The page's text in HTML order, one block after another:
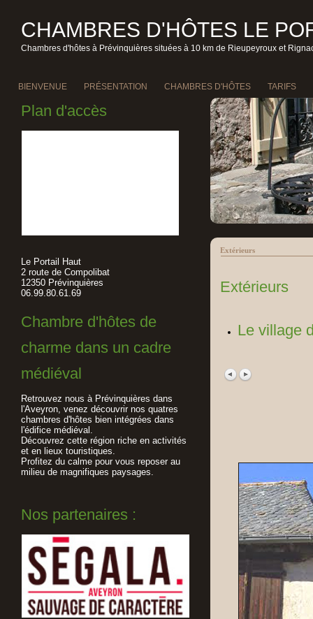
CHAMBRES D'HÔTES LE
Chambres d'hôtes à Prévinquières situées à 10 km de Rieupeyroux et
BIENVENUE PRÉSENTATION CHAMBRES D'HÔTES TARIFS
Plan d'accès
Le Portail Haut
2 route de Compolibat
12350 Prévinquières
06.99.80.61.69
Chambre d'hôtes de
charme dans un cadre
médiéval
Retrouvez nous à Prévinquières dans
l'Aveyron, venez découvrir nos quatres
chambres d'hôtes bien intégrées dans
l'édifice médiéval.
Découvrez cette région riche en activités
et en lieux touristiques.
Profitez du calme pour vous reposer au
milieu de magnifiques paysages.
Nos partenaires :
Extérieurs
Extérieurs
Le village